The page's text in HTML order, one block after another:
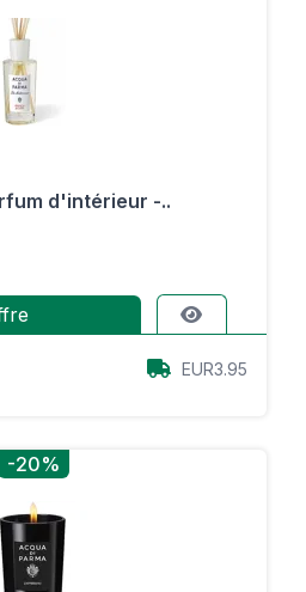
d'intérieur -..
EUR3.95
-20%